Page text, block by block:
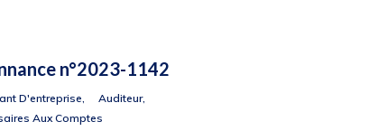
n°2023-1142
D'entreprise, Auditeur,
Aux Comptes